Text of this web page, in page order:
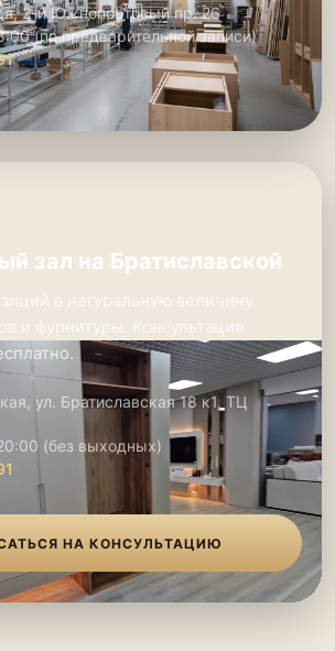
2-й Южнопортовый пр. 26
(по предварительной записи)
зал на Братиславской
в натуральную величину.
и фурнитуры. Консультация
ул. Братиславская 18 к1, ТЦ
(без выходных)
НА КОНСУЛЬТАЦИЮ